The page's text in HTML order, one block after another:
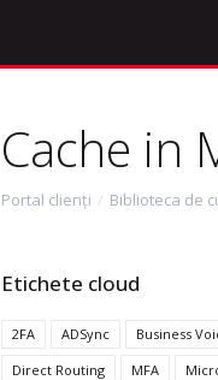
Cache in
Portal clienți Biblioteca de
Etichete cloud
2FA ADSync
Business
Direct Routing
MFA